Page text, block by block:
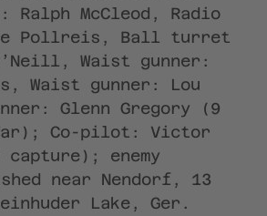
McCleod, Radio
Pollreis, Ball turret
Waist gunner:
Waist gunner: Lou
Glenn Gregory (9
Co-pilot: Victor
capture); enemy
near Nendorf, 13
Lake, Ger.